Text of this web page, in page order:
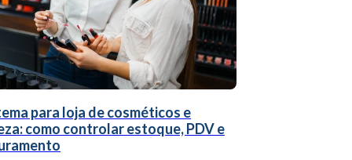
para loja de cosméticos e
como controlar estoque, PDV e